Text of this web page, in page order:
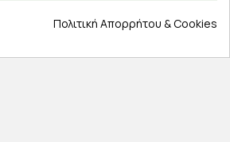
Πολιτική Απορρήτου & Cookies